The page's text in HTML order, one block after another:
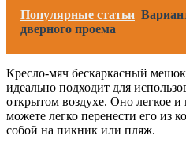
Популярные статьи
дверного проема
Кресло-мяч бескаркасный
идеально подходит для
открытом воздухе. Оно легкое
можете легко перенести его из
собой на пикник или пляж.